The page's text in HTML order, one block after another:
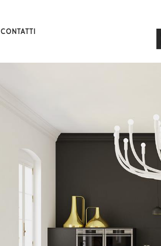
CONTATTI